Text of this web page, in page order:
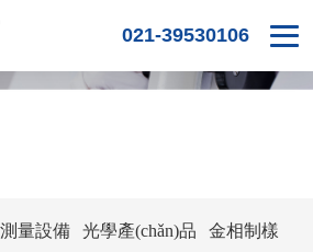
021-39530106
測量設備 光學產(chǎn)品
金相制樣